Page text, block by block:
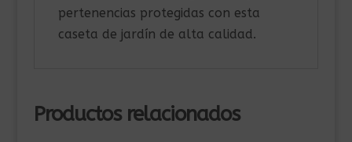
pertenencias protegidas con esta
caseta de jardín de alta calidad.
Productos relacionados